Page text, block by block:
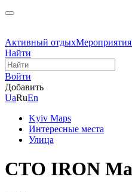
Активный отдыхМероприятия
Найти
Войти
Добавить
UaRuEn
Kyiv Maps
Интересные места
Улица
СТО IRON